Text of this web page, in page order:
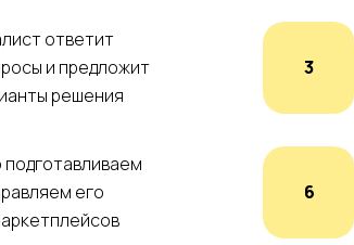
ответит
и предложит
решения
3
его
6